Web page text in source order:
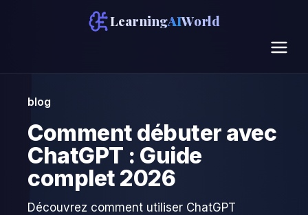
LearningAIWorld
blog
Comment débuter avec
ChatGPT : Guide
complet 2026
Découvrez comment utiliser ChatGPT